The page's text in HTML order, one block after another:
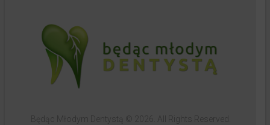
Będąc Młodym Dentystą © 2026. All Rights Reserved.